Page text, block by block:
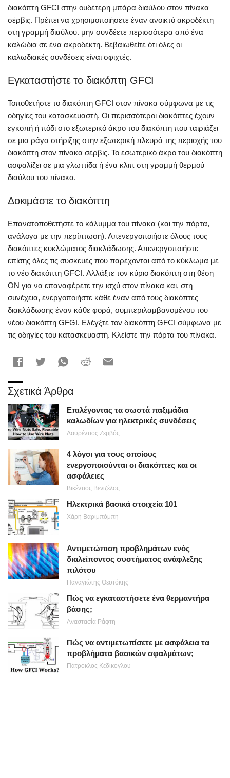
διακόπτη GFCI στην ουδέτερη μπάρα διαύλου στον πίνακα
σέρβις. Πρέπει να χρησιμοποιήσετε έναν ανοικτό ακροδέκτη
στη γραμμή διαύλου. μην συνδέετε περισσότερα από ένα
καλώδια σε ένα ακροδέκτη. Βεβαιωθείτε ότι όλες οι
καλωδιακές συνδέσεις είναι σφιχτές.
Εγκαταστήστε το διακόπτη GFCI
Τοποθετήστε το διακόπτη GFCI στον πίνακα σύμφωνα με τις
οδηγίες του κατασκευαστή. Οι περισσότεροι διακόπτες έχουν
εγκοπή ή πόδι στο εξωτερικό άκρο του διακόπτη που ταιριάζει
σε μια ράγα στήριξης στην εξωτερική πλευρά της περιοχής του
διακόπτη στον πίνακα σέρβις. Το εσωτερικό άκρο του διακόπτη
ασφαλίζει σε μια γλωττίδα ή ένα κλιπ στη γραμμή θερμού
διαύλου του πίνακα.
Δοκιμάστε το διακόπτη
Επανατοποθετήστε το κάλυμμα του πίνακα (και την πόρτα,
ανάλογα με την περίπτωση). Απενεργοποιήστε όλους τους
διακόπτες κυκλώματος διακλάδωσης. Απενεργοποιήστε
επίσης όλες τις συσκευές που παρέχονται από το κύκλωμα με
το νέο διακόπτη GFCI. Αλλάξτε τον κύριο διακόπτη στη θέση
ΟΝ για να επαναφέρετε την ισχύ στον πίνακα και, στη
συνέχεια, ενεργοποιήστε κάθε έναν από τους διακόπτες
διακλάδωσης έναν κάθε φορά, συμπεριλαμβανομένου του
νέου διακόπτη GFGI. Ελέγξτε τον διακόπτη GFCI σύμφωνα με
τις οδηγίες του κατασκευαστή. Κλείστε την πόρτα του πίνακα.
Σχετικά Άρθρα
Επιλέγοντας τα σωστά παξιμάδια
καλωδίων για ηλεκτρικές συνδέσεις
Λαυρέντιος Ζερβός
4 λόγοι για τους οποίους
ενεργοποιούνται οι διακόπτες και οι
ασφάλειες
Βικέντιος Βενιζέλος
Ηλεκτρικά βασικά στοιχεία 101
Χάρη Βαριμπόμπη
Αντιμετώπιση προβλημάτων ενός
διαλείποντος συστήματος ανάφλεξης
πιλότου
Παναγιώτης Θεοτόκης
Πώς να εγκαταστήσετε ένα θερμαντήρα
βάσης;
Αναστασία Ράφτη
Πώς να αντιμετωπίσετε με ασφάλεια τα
προβλήματα βασικών σφαλμάτων;
Πάτροκλος Κεδίκογλου